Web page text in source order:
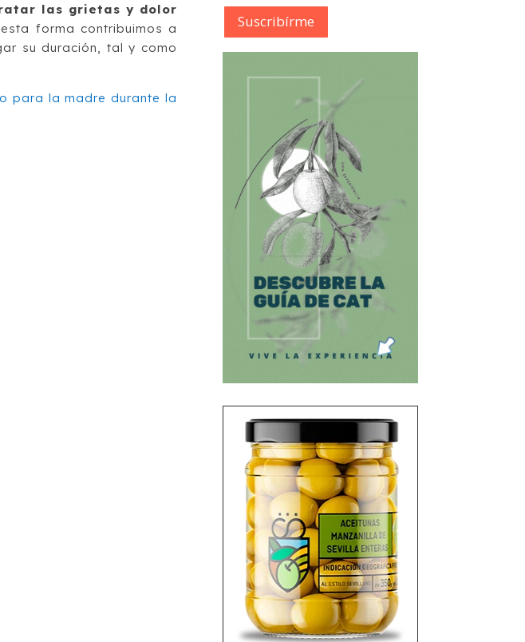
las grietas y dolor
forma contribuimos a
su duración, tal y como
para la madre durante la
Suscribírme